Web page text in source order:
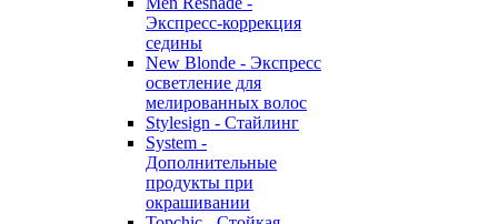
Экспресс-коррекция
седины
New Blonde - Экспресс
осветление для
мелированных волос
Stylesign - Стайлинг
System -
Дополнительные
продукты при
окрашивании